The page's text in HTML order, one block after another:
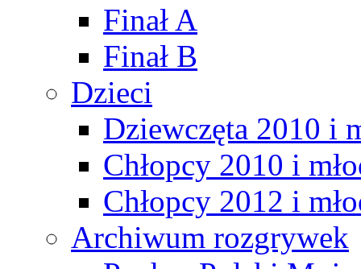
Finał A
Finał B
Dzieci
Dziewczęta 2010 i
Chłopcy 2010 i
Chłopcy 2012 i
Archiwum rozgrywek